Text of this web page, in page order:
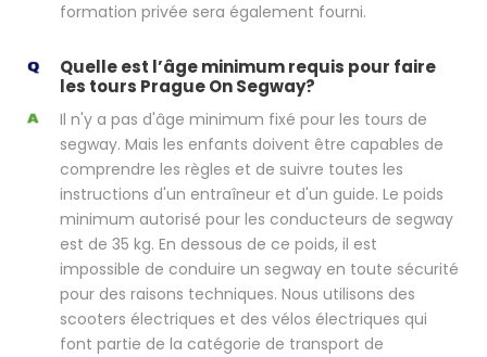
formation privée sera également fourni.
Quelle est l’âge minimum requis pour faire
les tours Prague On Segway?
Il n'y a pas d'âge minimum fixé pour les tours de
segway. Mais les enfants doivent être capables de
comprendre les règles et de suivre toutes les
instructions d'un entraîneur et d'un guide. Le poids
minimum autorisé pour les conducteurs de segway
est de 35 kg. En dessous de ce poids, il est
impossible de conduire un segway en toute sécurité
pour des raisons techniques. Nous utilisons des
scooters électriques et des vélos électriques qui
font partie de la catégorie de transport de